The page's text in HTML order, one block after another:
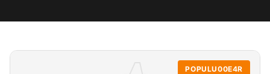
POPULU00E4R